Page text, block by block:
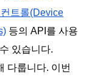
트롤(Device
등의 API를 사용
있습니다.
다룹니다. 이번